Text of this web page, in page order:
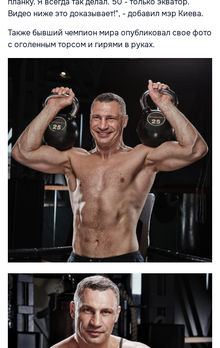
Видео ниже это доказывает!", - добавил мэр Киева.
Также бывший чемпион мира опубликовал свое фото
с оголенным торсом и гирями в руках.